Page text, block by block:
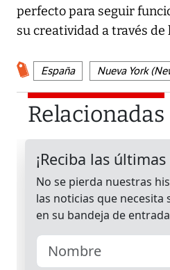
perfecto para seguir
su creatividad a través de
España Nueva York
Relacionadas